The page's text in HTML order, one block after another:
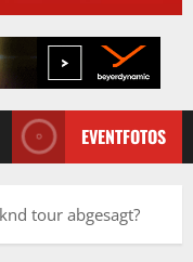
EVENTFOTOS
tour abgesagt?